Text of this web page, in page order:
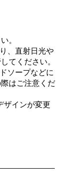
。
、直射日光や
てください。
ソープなどに
はご注意くだ
ザインが変更